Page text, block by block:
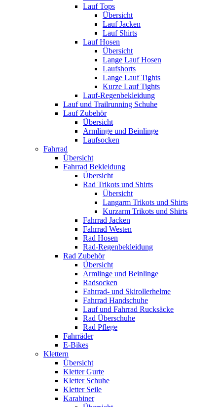
Lauf Tops
Übersicht
Lauf Jacken
Lauf Shirts
Lauf Hosen
Übersicht
Lange Lauf Hosen
Laufshorts
Lange Lauf Tights
Kurze Lauf Tights
Lauf-Regenbekleidung
Lauf und Trailrunning Schuhe
Lauf Zubehör
Übersicht
Armlinge und Beinlinge
Laufsocken
Fahrrad
Übersicht
Fahrrad Bekleidung
Übersicht
Rad Trikots und Shirts
Übersicht
Langarm Trikots und Shirts
Kurzarm Trikots und Shirts
Fahrrad Jacken
Fahrrad Westen
Rad Hosen
Rad-Regenbekleidung
Rad Zubehör
Übersicht
Armlinge und Beinlinge
Radsocken
Fahrrad- und Skirollerhelme
Fahrrad Handschuhe
Lauf und Fahrrad Rucksäcke
Rad Überschuhe
Rad Pflege
Fahrräder
E-Bikes
Klettern
Übersicht
Kletter Gurte
Kletter Schuhe
Kletter Seile
Karabiner